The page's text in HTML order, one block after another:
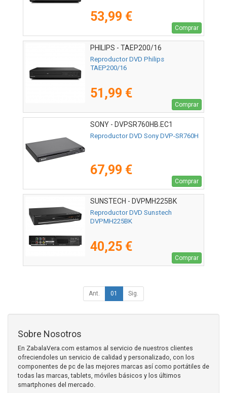
53,99 €
Comprar
PHILIPS - TAEP200/16
Reproductor DVD Philips
TAEP200/16
51,99 €
Comprar
SONY - DVPSR760HB.EC1
Reproductor DVD Sony DVP-SR760H
67,99 €
Comprar
SUNSTECH - DVPMH225BK
Reproductor DVD Sunstech
DVPMH225BK
40,25 €
Comprar
Ant. 01 Sig.
Sobre Nosotros
En ZabalaVera.com estamos al servicio de nuestros clientes
ofreciendoles un servicio de calidad y personalizado, con los
componentes de pc de las mejores marcas así como portátiles de
todas las marcas, tablets, móviles básicos y los últimos
smartphones del mercado.